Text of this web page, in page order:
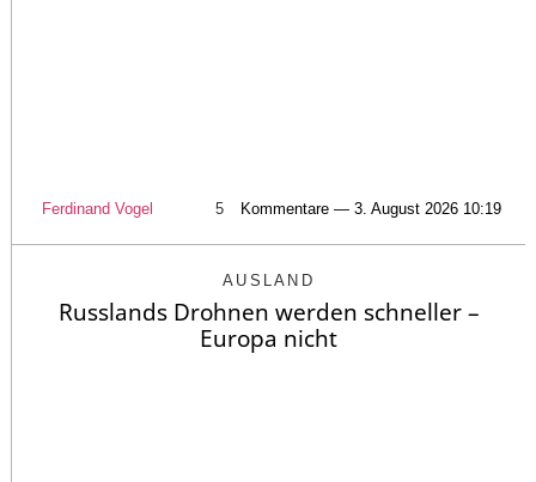
Ferdinand Vogel 5 Kommentare — 3. August 2026 10:19
AUSLAND
Russlands Drohnen werden schneller –
Europa nicht